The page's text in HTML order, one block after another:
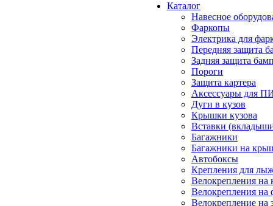
Каталог
Навесное
Фаркопы
Электрика для
Передняя защита
Задняя защита
Пороги
Защита картера
Аксессуары для
Дуги в кузов
Крышки кузова
Вставки
Багажники
Багажники на
Автобоксы
Крепления для
Велокрепления
Велокрепления на
Велокрепление на